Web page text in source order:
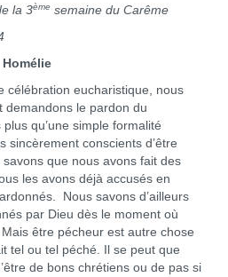
la 3ème semaine du Carême
Homélie
eucharistique, nous
demandons le pardon du
qu’une simple formalité
sincèrement conscients d’être
que nous avons fait des
les avons déjà accusés en
Nous savons d’ailleurs
par Dieu dès le moment où
être pécheur est autre chose
tel ou tel péché. Il se peut que
de bons chrétiens ou de pas si